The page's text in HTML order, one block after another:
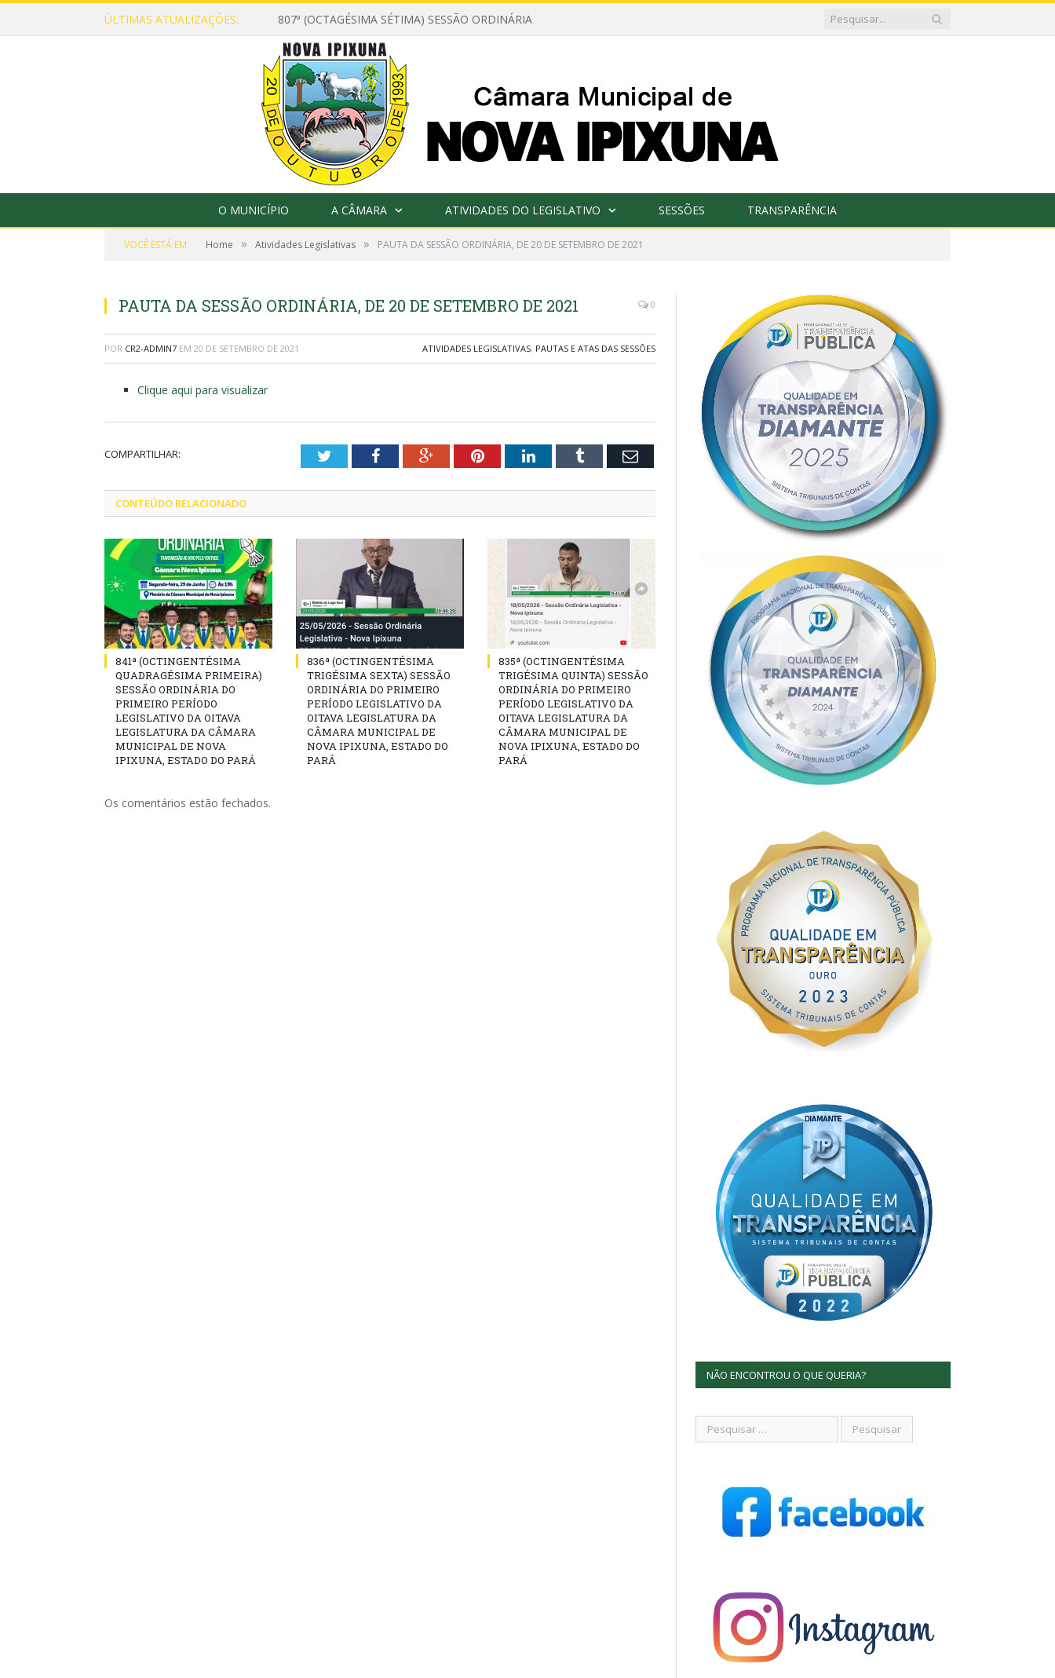
ÚLTIMAS ATUALIZAÇÕES: 807ª (OCTAGÉSIMA SÉTIMA) SESSÃO ORDINÁRIA
O MUNICÍPIO A CÂMARA ATIVIDADES DO LEGISLATIVO SESSÕES TRANSPARÊNCIA
VOCÊ ESTÁ EM: Home » Atividades Legislativas » PAUTA DA SESSÃO ORDINÁRIA, DE 20 DE SETEMBRO DE 2021
PAUTA DA SESSÃO ORDINÁRIA, DE 20 DE SETEMBRO DE 2021 0
POR CR2-ADMIN7 EM 20 DE SETEMBRO DE 2021 ATIVIDADES LEGISLATIVAS, PAUTAS E ATAS DAS SESSÕES
Clique aqui para visualizar
COMPARTILHAR: TwitterFacebookGoogle+PinterestLinkedInTumblr Email
CONTEÚDO RELACIONADO
841ª (OCTINGENTÉSIMA
QUADRAGÉSIMA PRIMEIRA)
SESSÃO ORDINÁRIA DO
PRIMEIRO PERÍODO
LEGISLATIVO DA OITAVA
LEGISLATURA DA CÂMARA
MUNICIPAL DE NOVA
IPIXUNA, ESTADO DO PARÁ
836ª (OCTINGENTÉSIMA
TRIGÉSIMA SEXTA) SESSÃO
ORDINÁRIA DO PRIMEIRO
PERÍODO LEGISLATIVO DA
OITAVA LEGISLATURA DA
CÂMARA MUNICIPAL DE
NOVA IPIXUNA, ESTADO DO
PARÁ
835ª (OCTINGENTÉSIMA
TRIGÉSIMA QUINTA) SESSÃO
ORDINÁRIA DO PRIMEIRO
PERÍODO LEGISLATIVO DA
OITAVA LEGISLATURA DA
CÂMARA MUNICIPAL DE
NOVA IPIXUNA, ESTADO DO
PARÁ
Os comentários estão fechados.
NÃO ENCONTROU O QUE QUERIA?